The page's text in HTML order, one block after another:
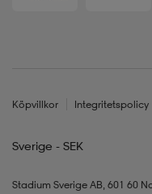
Köpvillkor Integritetspolicy
Sverige - SEK
Stadium Sverige AB, 601 60